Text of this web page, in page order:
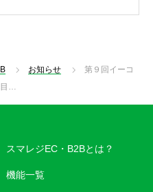
お知らせ
第９回イーコ
目…
スマレジEC・B2Bとは？
機能一覧